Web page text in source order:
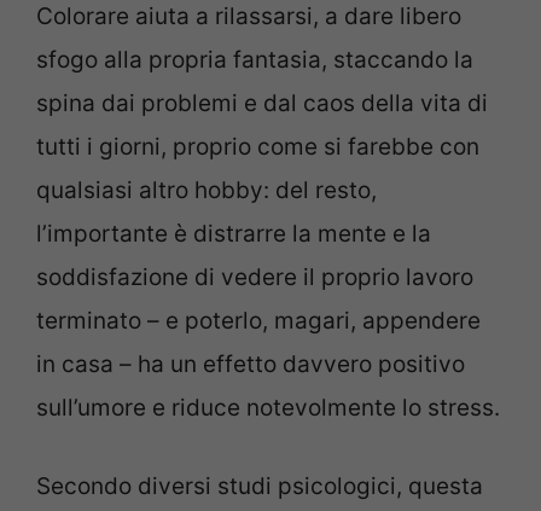
Colorare aiuta a rilassarsi, a dare libero
sfogo alla propria fantasia, staccando la
spina dai problemi e dal caos della vita di
tutti i giorni, proprio come si farebbe con
qualsiasi altro hobby: del resto,
l’importante è distrarre la mente e la
soddisfazione di vedere il proprio lavoro
terminato – e poterlo, magari, appendere
in casa – ha un effetto davvero positivo
sull’umore e riduce notevolmente lo stress.
Secondo diversi studi psicologici, questa